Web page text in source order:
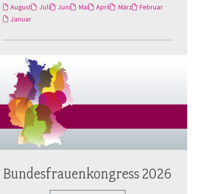
August
Juli Juni Mai April März
Februar
Januar
Bundesfrauenkongress 2026